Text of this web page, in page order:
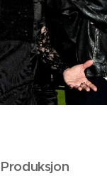
Produksjon